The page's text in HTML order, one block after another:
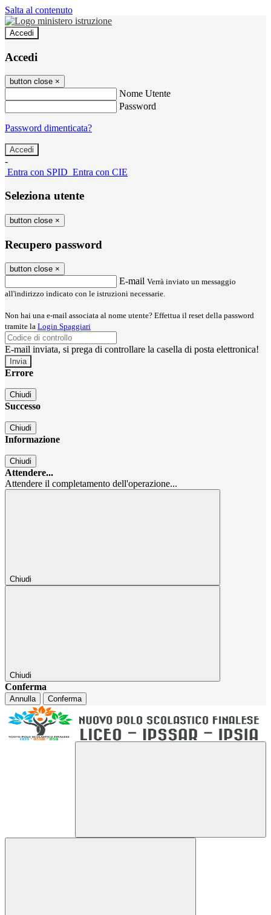
Salta al contenuto
Accedi
Accedi
button close ×
Nome Utente
Password
Password dimenticata?
-
Entra con SPID Entra con CIE
Seleziona utente
button close ×
Recupero password
button close ×
E-mail Verrà inviato un messaggio
all'indirizzo indicato con le istruzioni necessarie.
Non hai una e-mail associata al nome utente? Effettua il reset della password
tramite la Login Spaggiari
E-mail inviata, si prega di controllare la casella di posta elettronica!
Errore
Chiudi
Successo
Chiudi
Informazione
Chiudi
Attendere...
Attendere il completamento dell'operazione...
Chiudi
Chiudi
Conferma
Annulla Conferma